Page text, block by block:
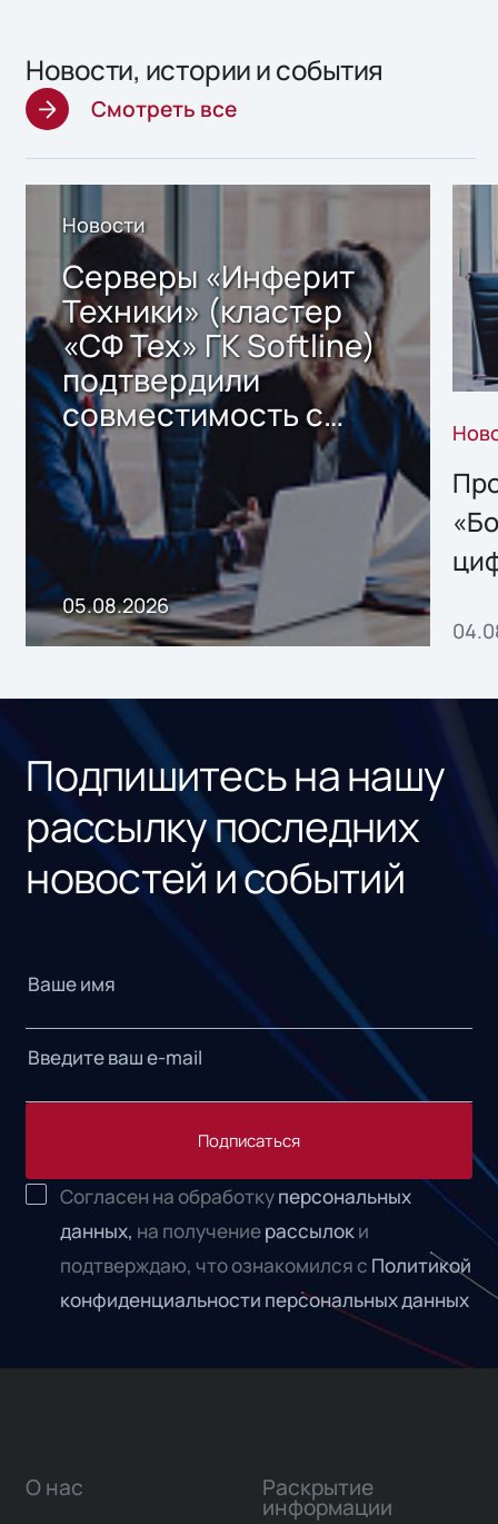
Новости, истории и события
Смотреть все
Новости
Серверы «Инферит
Техники» (кластер
«СФ Тех» ГК Softline)
подтвердили
совместимость с
решением Sharx
Storage 2.x для
хранения данных
05.08.2026
Подпишитесь на нашу
рассылку последних
новостей и событий
Подписаться
Согласен на обработкуперсональных
данных, на получениерассылоки
подтверждаю, что ознакомился с Политикой
конфиденциальности персональных данных
О нас Раскрытие
информации